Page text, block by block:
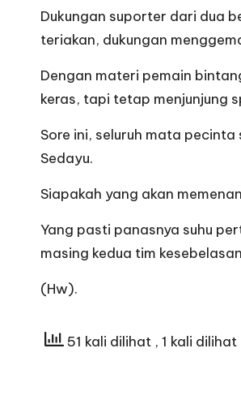
Dukungan suporter dari dua
teriakan, dukungan
Dengan materi pemain
keras, tapi tetap menjunjung
Sore ini, seluruh mata
Sedayu.
Siapakah yang akan
Yang pasti panasnya suhu
masing kedua tim
(Hw).
51 kali dilihat , 1 kali